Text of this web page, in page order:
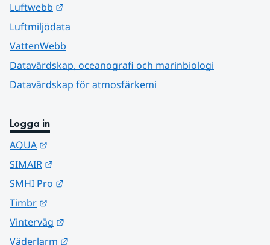
Luftwebb
Luftmiljödata
VattenWebb
Datavärdskap, oceanografi och marinbiologi
Datavärdskap för atmosfärkemi
Logga in
AQUA
SIMAIR
SMHI Pro
Timbr
Vinterväg
Väderlarm